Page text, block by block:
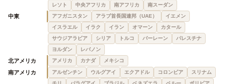
レソト
中央アフリカ 南アフリカ 南スーダン
中東 アフガニスタン アラブ首長国連邦（UAE）
イエメン
イスラエル
イラク イラン オマーン
カタール
サウジアラビア
シリア トルコ バーレーン
パレスチナ
ヨルダン
レバノン
北アメリカ アメリカ カナダ メキシコ
南アメリカ アルゼンチン ウルグアイ エクアドル コロンビア
スリナム